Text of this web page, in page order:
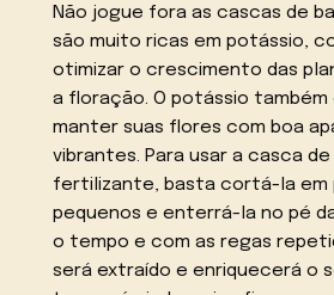
Não jogue fora as cascas de
são muito ricas em potássio,
otimizar o crescimento das
a floração. O potássio
manter suas flores com boa
vibrantes. Para usar a casca
fertilizante, basta cortá-la em
pequenos e enterrá-la no pé
o tempo e com as regas
será extraído e enriquecerá o